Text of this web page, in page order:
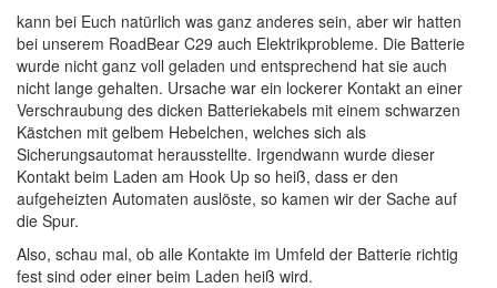
kann bei Euch natürlich was ganz anderes sein, aber wir hatten
bei unserem RoadBear C29 auch Elektrikprobleme. Die Batterie
wurde nicht ganz voll geladen und entsprechend hat sie auch
nicht lange gehalten. Ursache war ein lockerer Kontakt an einer
Verschraubung des dicken Batteriekabels mit einem schwarzen
Kästchen mit gelbem Hebelchen, welches sich als
Sicherungsautomat herausstellte. Irgendwann wurde dieser
Kontakt beim Laden am Hook Up so heiß, dass er den
aufgeheizten Automaten auslöste, so kamen wir der Sache auf
die Spur.
Also, schau mal, ob alle Kontakte im Umfeld der Batterie richtig
fest sind oder einer beim Laden heiß wird.